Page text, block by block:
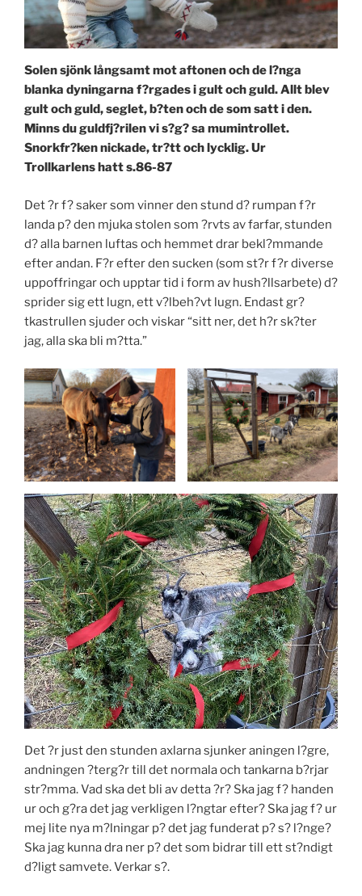
Solen sjönk långsamt mot aftonen och de l?nga
blanka dyningarna f?rgades i gult och guld. Allt blev
gult och guld, seglet, b?ten och de som satt i den.
Minns du guldfj?rilen vi s?g? sa mumintrollet.
Snorkfr?ken nickade, tr?tt och lycklig. Ur
Trollkarlens hatt s.86-87
Det ?r f? saker som vinner den stund d? rumpan f?r
landa p? den mjuka stolen som ?rvts av farfar, stunden
d? alla barnen luftas och hemmet drar bekl?mmande
efter andan. F?r efter den sucken (som st?r f?r diverse
uppoffringar och upptar tid i form av hush?llsarbete) d?
sprider sig ett lugn, ett v?lbeh?vt lugn. Endast gr?
tkastrullen sjuder och viskar “sitt ner, det h?r sk?ter
jag, alla ska bli m?tta.”
Det ?r just den stunden axlarna sjunker aningen l?gre,
andningen ?terg?r till det normala och tankarna b?rjar
str?mma. Vad ska det bli av detta ?r? Ska jag f? handen
ur och g?ra det jag verkligen l?ngtar efter? Ska jag f? ur
mej lite nya m?lningar p? det jag funderat p? s? l?nge?
Ska jag kunna dra ner p? det som bidrar till ett st?ndigt
d?ligt samvete. Verkar s?.